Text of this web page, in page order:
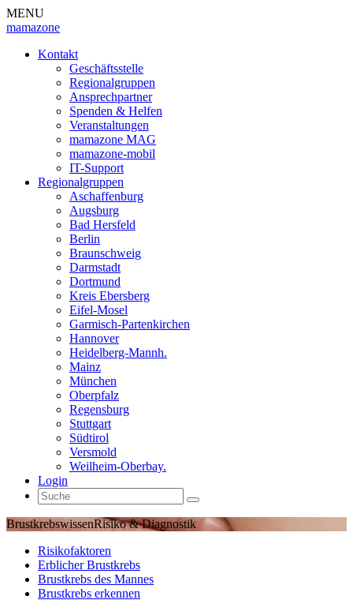
MENU
mamazone
Kontakt
Geschäftsstelle
Regionalgruppen
Ansprechpartner
Spenden & Helfen
Veranstaltungen
mamazone MAG
mamazone-mobil
IT-Support
Regionalgruppen
Aschaffenburg
Augsburg
Bad Hersfeld
Berlin
Braunschweig
Darmstadt
Dortmund
Kreis Ebersberg
Eifel-Mosel
Garmisch-Partenkirchen
Hannover
Heidelberg-Mannh.
Mainz
München
Oberpfalz
Regensburg
Stuttgart
Südtirol
Versmold
Weilheim-Oberbay.
Login
BrustkrebswissenRisiko & Diagnostik
Risikofaktoren
Erblicher Brustkrebs
Brustkrebs des Mannes
Brustkrebs erkennen